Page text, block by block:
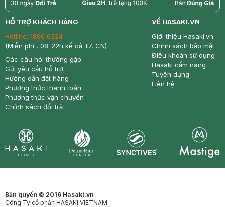
return nowfree price
HỖ TRỢ KHÁCH HÀNG
Hotline: 1800 6324
(Miễn phí , 08-22h kể cả T7, CN)
Các câu hỏi thường gặp
Gửi yêu cầu hỗ trợ
Hướng dẫn đặt hàng
Phương thức thanh toán
Phương thức vận chuyển
Chính sách đổi trả
VỀ HASAKI.VN
Giới thiệu Hasaki.vn
Chính sách bảo mật
Điều khoản sử dụng
Hasaki cẩm nang
Tuyển dụng
Liên hệ
Bản quyền © 2016 Hasaki.vn
Công Ty cổ phần HASAKI VIETNAM